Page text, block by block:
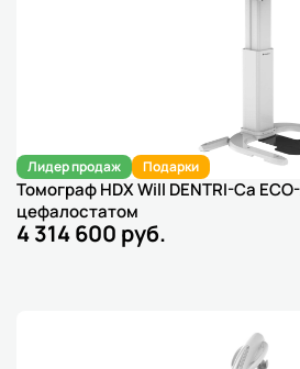
Лидер продаж Подарки
Томограф HDX Will DENTRI-Ca
цефалостатом
4 314 600 руб.